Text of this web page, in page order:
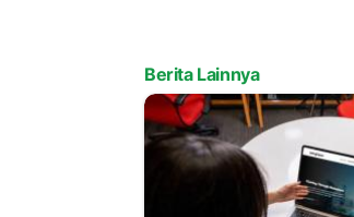
Berita Lainnya